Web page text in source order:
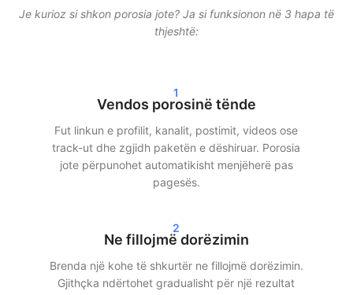
kryhen përmes metodave të sigurta dhe të provuara. Shërbimet
tona janë të dizajnuara që të duken sa më natyrale, në mënyrë
që followers, likes ose views nuk vijnë të gjitha menjëherë, por
shpërndahen gjatë kohës. Kjo siguron një rritje më realiste dhe
minimizon rreziqet.
Dorëzim i shpejtë dhe rezultate reale
24–72 orëve rezultate të qarta në statistikat e tua. Qoftë që
zgjedh të blesh followers në Instagram, views në TikTok apo
streams në Spotify — ne sigurojmë një dorëzim të shpejtë dhe
Je kurioz si shkon porosia jote? Ja si funksionon në 3 hapa të
thjeshtë:
1
Vendos porosinë tënde
Fut linkun e profilit, kanalit, postimit, videos ose
track-ut dhe zgjidh paketën e dëshiruar. Porosia
jote përpunohet automatikisht menjëherë pas
pagesës.
2
Ne fillojmë dorëzimin
Brenda një kohe të shkurtër ne fillojmë dorëzimin.
Gjithçka ndërtohet gradualisht për një rezultat